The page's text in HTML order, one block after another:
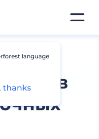
language
thanks